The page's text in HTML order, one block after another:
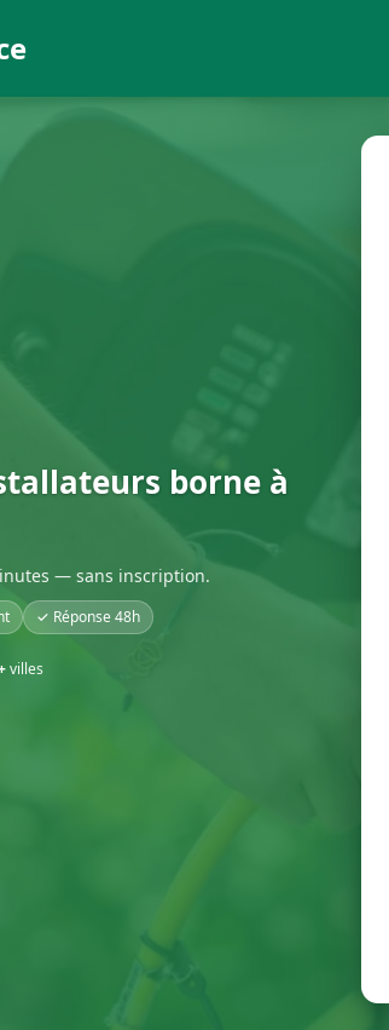
borne à
— sans inscription.
✓ Réponse 48h
villes